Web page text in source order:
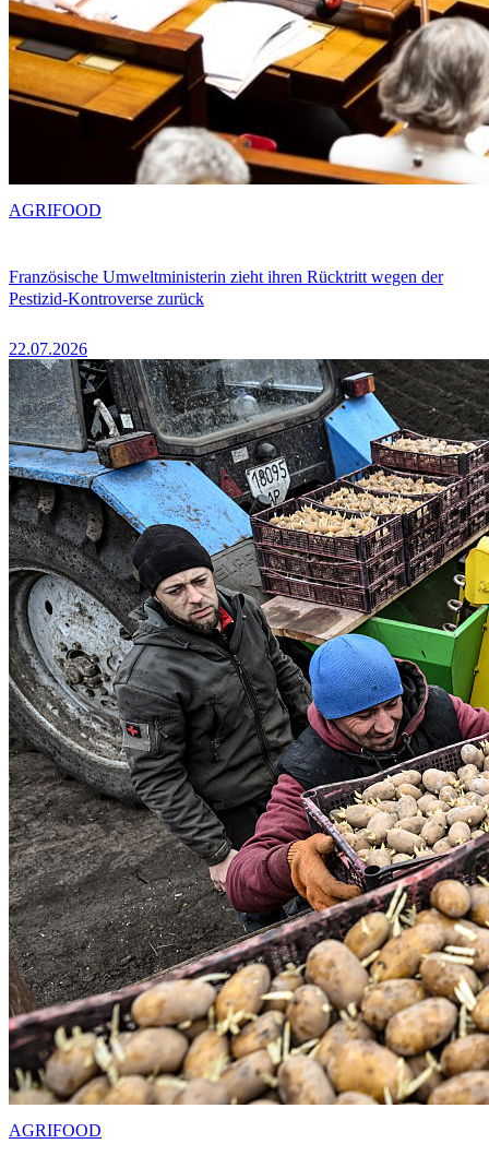
Französische Umweltministerin zieht ihren Rücktritt wegen der
Pestizid-Kontroverse zurück
22.07.2026
AGRIFOOD
AGRIFOOD